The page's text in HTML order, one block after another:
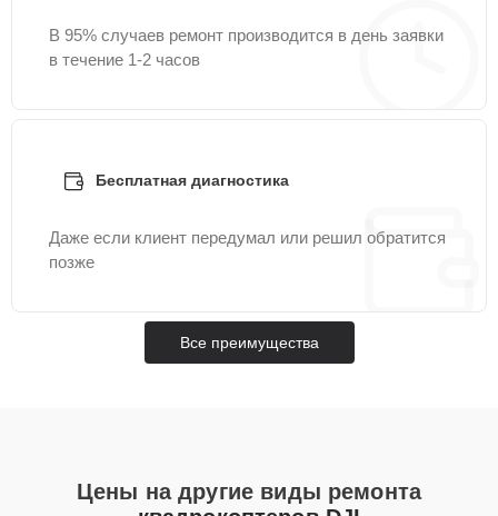
В 95% случаев ремонт производится в день заявки
в течение 1-2 часов
Бесплатная диагностика
Даже если клиент передумал или решил обратится
позже
Все преимущества
Цены на другие виды ремонта